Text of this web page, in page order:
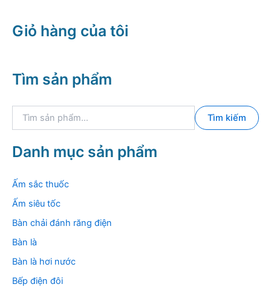
Giỏ hàng của tôi
Tìm sản phẩm
k
i
m
Tìm kiếm
Danh mục sản phẩm
Ấm sắc thuốc
Ấm siêu tốc
Bàn chải đánh răng điện
Bàn là
Bàn là hơi nước
Bếp điện đôi